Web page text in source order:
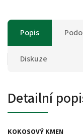
Popis
Diskuze
Detailní
KOKOSOVÝ KMEN